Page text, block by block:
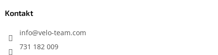
Kontakt
info@velo-team.com
731 182 009